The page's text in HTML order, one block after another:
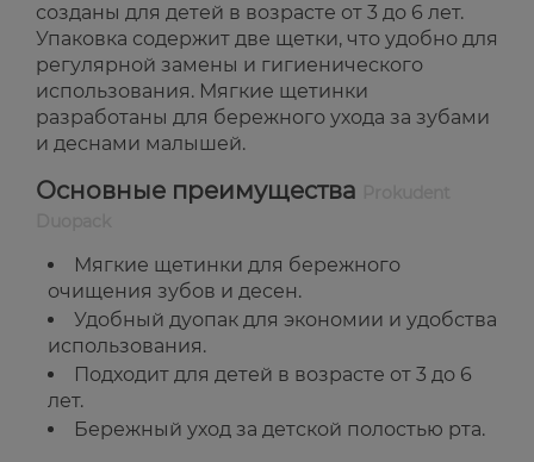
созданы для детей в возрасте от 3 до 6 лет.
Упаковка содержит две щетки, что удобно для
регулярной замены и гигиенического
использования. Мягкие щетинки
разработаны для бережного ухода за зубами
и деснами малышей.
Основные преимущества
Мягкие щетинки для бережного
очищения зубов и десен.
Удобный дуопак для экономии и удобства
использования.
Подходит для детей в возрасте от 3 до 6
лет.
Бережный уход за детской полостью рта.